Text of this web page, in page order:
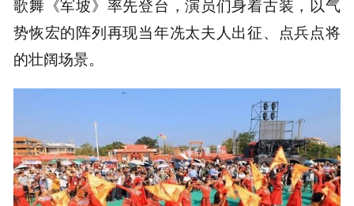
歌舞《军坡》率先登台，演员们身着古装，以气
势恢宏的阵列再现当年冼太夫人出征、点兵点将
的壮阔场景。